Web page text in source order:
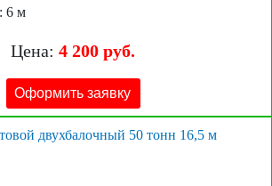
6 м
Цена: 4 200 руб.
Оформить заявку